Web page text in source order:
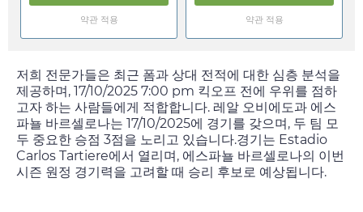
약관 적용 약관 적용
저희 전문가들은 최근 폼과 상대 전적에 대한 심층 분석을
제공하며, 17/10/2025 7:00 pm 킥오프 전에 우위를 점하
고자 하는 사람들에게 적합합니다. 레알 오비에도과 에스
파뇰 바르셀로나는 17/10/2025에 경기를 갖으며, 두 팀 모
두 중요한 승점 3점을 노리고 있습니다.경기는 Estadio
Carlos Tartiere에서 열리며, 에스파뇰 바르셀로나의 이번
시즌 원정 경기력을 고려할 때 승리 후보로 예상됩니다.